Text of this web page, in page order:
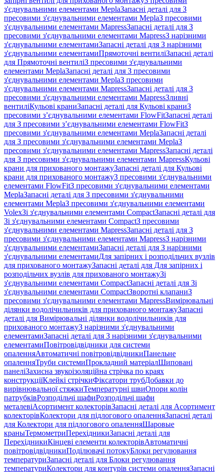
з'єднувальними елементами MeplaЗапасні деталі для З
пресовими з'єднувальними елементами MeplaЗ пресовими
з'єднувальними елементами MapressЗапасні деталі для З
пресовими з'єднувальними елементами MapressЗ нарізними
з'єднувальними елементамиЗапасні деталі для З нарізними
з'єднувальними елементамиПрямоточні вентиліЗапасні деталі
для Прямоточні вентиліЗ пресовими з'єднувальними
елементами MeplaЗапасні деталі для З пресовими
з'єднувальними елементами MeplaЗ пресовими
з'єднувальними елементами MapressЗапасні деталі для З
пресовими з'єднувальними елементами MapressЗливні
вентиліКульові краниЗапасні деталі для Кульові краниЗ
пресовими з’єднувальними елементами FlowFitЗапасні деталі
для З пресовими з’єднувальними елементами FlowFitЗ
пресовими з'єднувальними елементами MeplaЗапасні деталі
для З пресовими з'єднувальними елементами MeplaЗ
пресовими з'єднувальними елементами MapressЗапасні деталі
для З пресовими з'єднувальними елементами MapressКульові
крани для прихованого монтажуЗапасні деталі для Кульові
крани для прихованого монтажуЗ пресовими з'єднувальними
елементами FlowFitЗ пресовими з'єднувальними елементами
MeplaЗапасні деталі для З пресовими з'єднувальними
елементами MeplaЗ пресовими з'єднувальними елементами
VolexЗі з'єднувальними елементами CompactЗапасні деталі для
Зі з'єднувальними елементами CompactЗ пресовими
з'єднувальними елементами MapressЗапасні деталі для З
пресовими з'єднувальними елементами MapressЗ нарізними
з'єднувальними елементамиЗапасні деталі для З нарізними
з'єднувальними елементамиДля запірних і розподільчих вузлів
для прихованого монтажуЗапасні деталі для Для запірних і
розподільчих вузлів для прихованого монтажуЗі
з'єднувальними елементами CompactЗапасні деталі для Зі
з'єднувальними елементами CompactЗворотні клапаниЗ
пресовими з'єднувальними елементами MapressВимірювальні
ділянки водолічильників для прихованого монтажуЗапасні
деталі для Вимірювальні ділянки водолічильників для
прихованого монтажуЗ нарізними з'єднувальними
елементамиЗапасні деталі для З нарізними з'єднувальними
елементамиПовітровідвідники для системи
опаленняАвтоматичні повітровідвідникиПанельне
опаленняТруби системиПрокладний матеріалШиповані
панеліЗахисна звукоізоляційна стрічка по краях
конструкціїКлейкі стрічкиФіксатори трубДобавки до
вирівнювальної стяжкиТемпературні швиОпори колін
патрубківРозподільчі шафиРозподільчі шафи
металевіАсортимент колекторівЗапасні деталі для Асортимент
колекторівКолектори для підлогового опаленняЗапасні деталі
для Колектори для підлогового опаленняШаровые
краныТермометриПерехідникиЗапасні деталі для
ПерехідникиКінцеві елементи колекторівАвтоматичні
повітровідвідникиПоділювачі потокуБлоки регулювання
температуриЗапасні деталі для Блоки регулювання
температуриКолектори для контурів системи опаленняЗапасні